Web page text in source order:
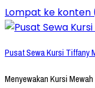
Lompat ke konten
Pusat Sewa Kursi Tiffany
Menyewakan Kursi